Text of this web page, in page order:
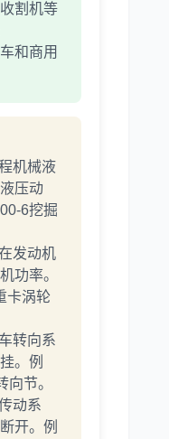
割机等
和商用
机械液
压动
6挖掘
发动机
功率。
卡涡轮
转向系
。例
节。
动系
开。例